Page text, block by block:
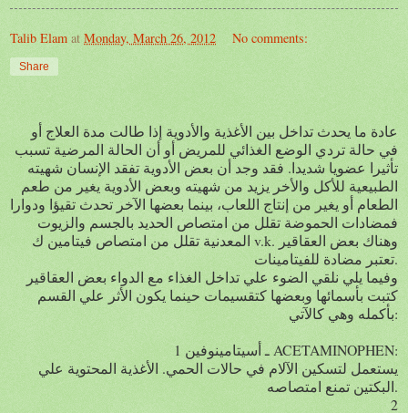
Talib Elam at Monday, March 26, 2012 No comments:
Share
عادة ما يحدث تداخل بين الأغذية والأدوية إذا طالت مدة العلاج أو
في حالة تردي الوضع الغذائي للمريض أو أن الحالة المرضية تسبب
تأثيرا عضويا شديدا. فقد وجد أن بعض الأدوية تفقد الإنسان شهيته
الطبيعية للأكل والأخر يزيد من شهيته وبعض الأدوية يغير من طعم
الطعام أو يغير من إنتاج اللعاب، بينما بعضها الآخر تحدث تقيؤا ودوارا
فمضادات الحموضة تقلل من امتصاص الحديد بالجسم والزيوت
المعدنية تقلل من امتصاص فيتامين ك v.k. وهناك بعض العقاقير
تعتبر مضادة للفيتامينات.
وفيما يلي نلقي الضوء علي تداخل الغذاء مع الدواء بعض العقاقير
كتبت بأسمائها وبعضها كتقسيمات حينما يكون الأثر علي القسم
بأكمله وهي كالآتي:
1 ـ أسيتامينوفين ACETAMINOPHEN:
يستعمل لتسكين الآلام في حالات الحمي. الأغذية المحتوية علي
البكتين تمنع امتصاصه.
2